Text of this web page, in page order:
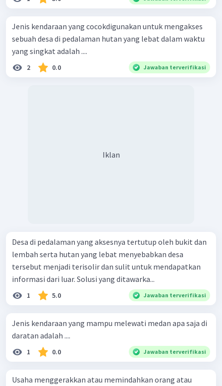
Jenis kendaraan yang cocokdigunakan untuk mengakses
sebuah desa di pedalaman hutan yang lebat dalam waktu
yang singkat adalah ....
2 0.0 Jawaban terverifikasi
Iklan
Desa di pedalaman yang aksesnya tertutup oleh bukit dan
lembah serta hutan yang lebat menyebabkan desa
tersebut menjadi terisolir dan sulit untuk mendapatkan
informasi dari luar. Solusi yang ditawarka...
1 5.0 Jawaban terverifikasi
Jenis kendaraan yang mampu melewati medan apa saja di
daratan adalah ....
1 0.0 Jawaban terverifikasi
Usaha menggerakkan atau memindahkan orang atau